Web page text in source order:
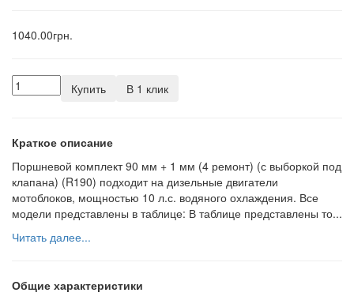
1040.00грн.
Купить В 1 клик
Краткое описание
Поршневой комплект 90 мм + 1 мм (4 ремонт) (с выборкой под
клапана) (R190) подходит на дизельные двигатели
мотоблоков, мощностью 10 л.с. водяного охлаждения. Все
модели представлены в таблице: В таблице представлены то...
Читать далее...
Общие характеристики